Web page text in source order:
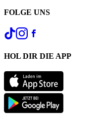
FOLGE UNS
HOL DIR DIE APP